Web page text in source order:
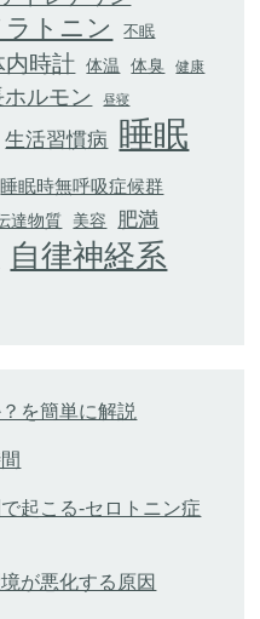
ラトニン 不眠
内時計 体温 体臭 健康
ホルモン 昼寝
生活習慣病 睡眠
睡眠時無呼吸症候群
達物質 美容 肥満
自律神経系
を簡単に解説
起こる-セロトニン症
が悪化する原因